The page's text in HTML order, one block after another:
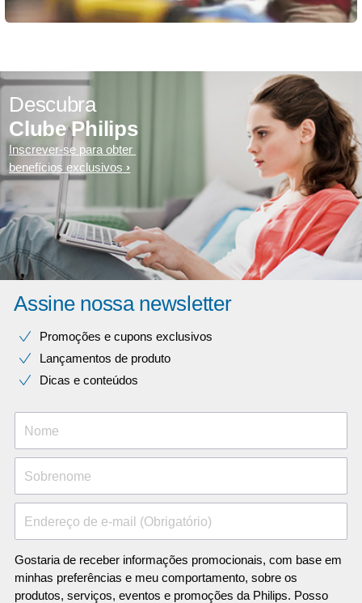
Descubra
Clube Philips
Inscrever-se para obter
benefícios exclusivos
Assine nossa newsletter
Promoções e cupons exclusivos
Lançamentos de produto
Dicas e conteúdos
Nome
Sobrenome
Endereço de e-mail (Obrigatório)
Gostaria de receber informações promocionais, com base em
minhas preferências e meu comportamento, sobre os
produtos, serviços, eventos e promoções da Philips. Posso